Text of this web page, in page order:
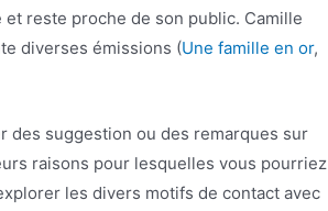
reste proche de son public. Camille
diverses émissions (Une famille en or,
des suggestion ou des remarques sur
raisons pour lesquelles vous pourriez
les divers motifs de contact avec